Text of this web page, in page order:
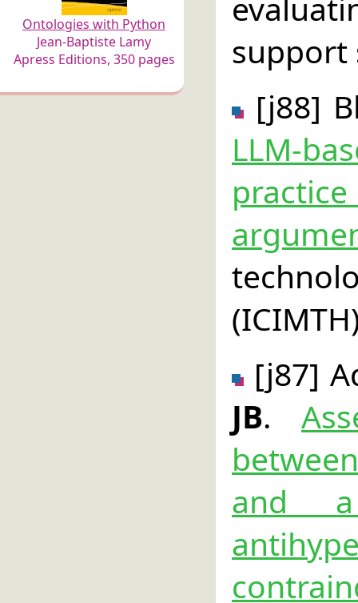
Ontologies with Python
Jean-Baptiste Lamy
Apress Editions, 350 pages
support
[j88]
LLM-
[j87]
JB.
and